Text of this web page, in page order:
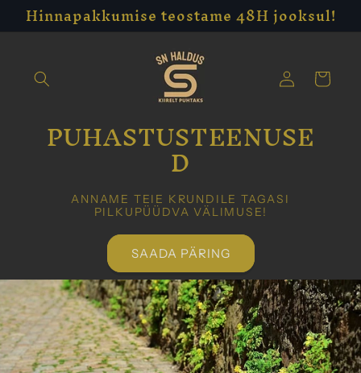
Skip to
content
Hinnapakkumise teostame 48H jooksul!
in
Cart
PUHASTUSTEENUSE
D
ANNAME TEIE KRUNDILE TAGASI
PILKUPÜÜDVA VÄLIMUSE!
SAADA PÄRING